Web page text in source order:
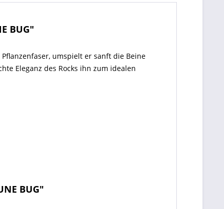
BUG"
umspielt er sanft die Beine
Eleganz des Rocks ihn zum idealen
BUG"